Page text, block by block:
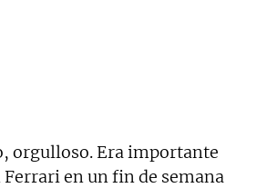
orgulloso. Era importante
Ferrari en un fin de semana